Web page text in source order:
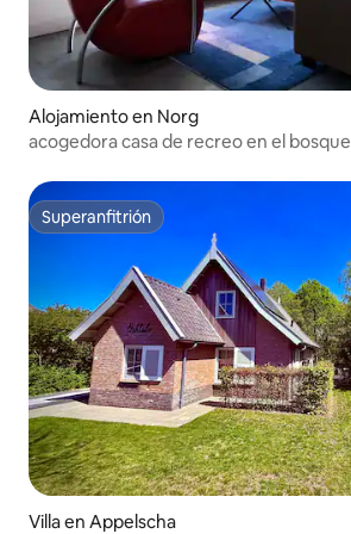
Alojamiento en Norg
acogedora casa de recreo en el bosque
Superanfitrión
Superanfitrión
Villa en Appelscha